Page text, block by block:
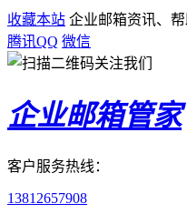
收藏本站 企业邮箱资讯、
腾讯QQ 微信
企业邮箱管家
客户服务热线：
13812657908